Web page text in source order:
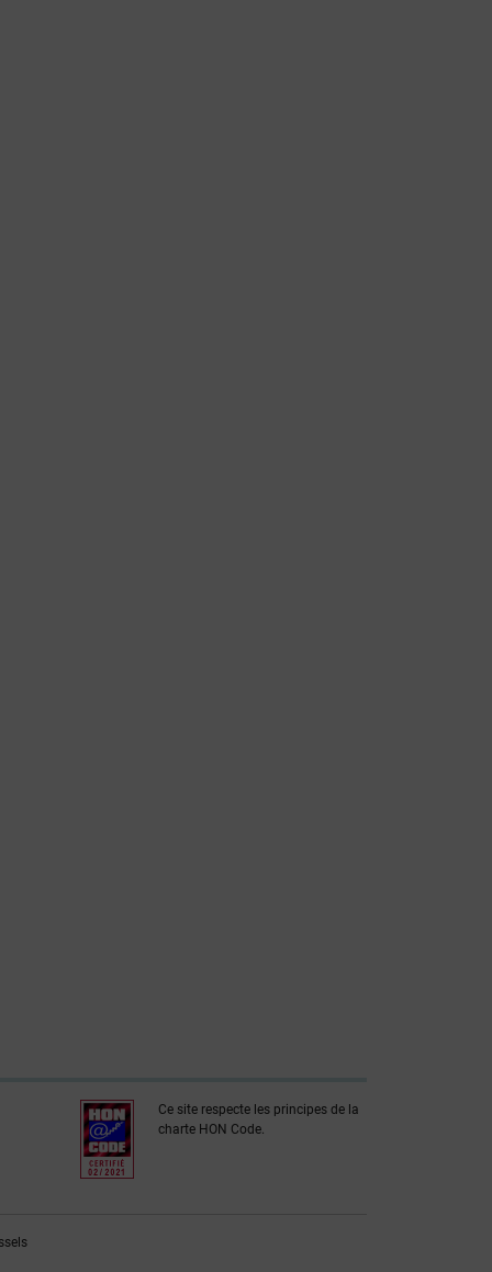
Ce site respecte les principes de la
charte HON Code.